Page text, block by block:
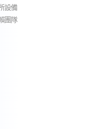
設備
團隊